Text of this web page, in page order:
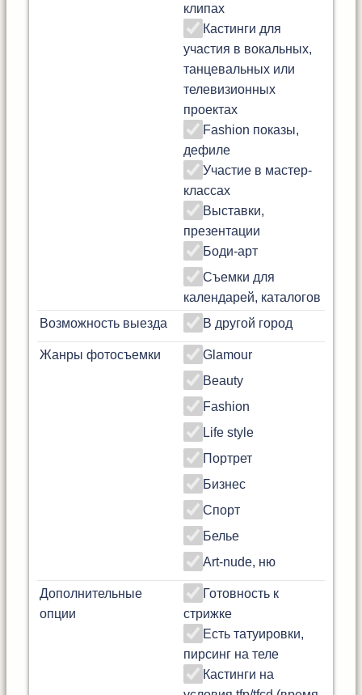
клипах
Кастинги для
участия в вокальных,
танцевальных или
телевизионных
проектах
Fashion показы,
дефиле
Участие в мастер-
классах
Выставки,
презентации
Боди-арт
Съемки для
календарей, каталогов
Возможность выезда
В другой город
Жанры фотосъемки
Glamour
Beauty
Fashion
Life style
Портрет
Бизнес
Спорт
Белье
Art-nude, ню
Дополнительные
опции
Готовность к
стрижке
Есть татуировки,
пирсинг на теле
Кастинги на